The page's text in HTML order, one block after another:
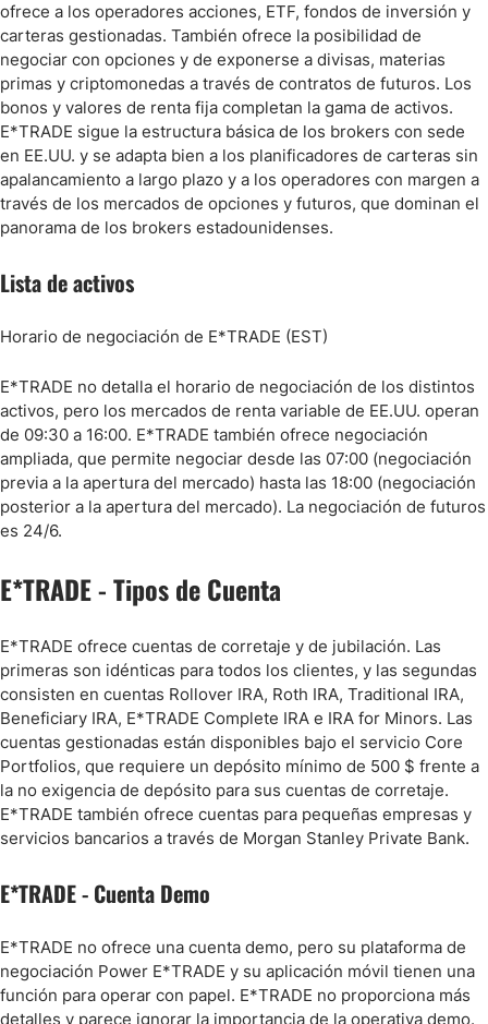
ofrece a los operadores acciones, ETF, fondos de inversión y
carteras gestionadas. También ofrece la posibilidad de
negociar con opciones y de exponerse a divisas, materias
primas y criptomonedas a través de contratos de futuros. Los
bonos y valores de renta fija completan la gama de activos.
E*TRADE sigue la estructura básica de los brokers con sede
en EE.UU. y se adapta bien a los planificadores de carteras sin
apalancamiento a largo plazo y a los operadores con margen a
través de los mercados de opciones y futuros, que dominan el
panorama de los brokers estadounidenses.
Lista de activos
Horario de negociación de E*TRADE (EST)
E*TRADE no detalla el horario de negociación de los distintos
activos, pero los mercados de renta variable de EE.UU. operan
de 09:30 a 16:00. E*TRADE también ofrece negociación
ampliada, que permite negociar desde las 07:00 (negociación
previa a la apertura del mercado) hasta las 18:00 (negociación
posterior a la apertura del mercado). La negociación de futuros
es 24/6.
E*TRADE - Tipos de Cuenta
E*TRADE ofrece cuentas de corretaje y de jubilación. Las
primeras son idénticas para todos los clientes, y las segundas
consisten en cuentas Rollover IRA, Roth IRA, Traditional IRA,
Beneficiary IRA, E*TRADE Complete IRA e IRA for Minors. Las
cuentas gestionadas están disponibles bajo el servicio Core
Portfolios, que requiere un depósito mínimo de 500 $ frente a
la no exigencia de depósito para sus cuentas de corretaje.
E*TRADE también ofrece cuentas para pequeñas empresas y
servicios bancarios a través de Morgan Stanley Private Bank.
E*TRADE - Cuenta Demo
E*TRADE no ofrece una cuenta demo, pero su plataforma de
negociación Power E*TRADE y su aplicación móvil tienen una
función para operar con papel. E*TRADE no proporciona más
detalles y parece ignorar la importancia de la operativa demo.